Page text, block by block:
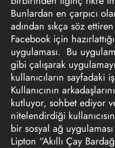
Bunlardan en çarpıcı
adından sıkça söz ettiren
Facebook için
uygulaması. Bu
gibi çalışarak
kullanıcıların sayfadaki
Kullanıcının
kutluyor, sohbet ediyor
nitelendirdiği
bir sosyal ağ
Lipton “Akıllı Çay